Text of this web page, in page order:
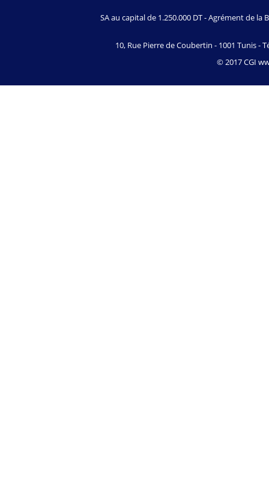
SA au capital de 1.250.000 DT - Agrément de la
10, Rue Pierre de Coubertin - 1001 Tunis -
© 2017 CGI